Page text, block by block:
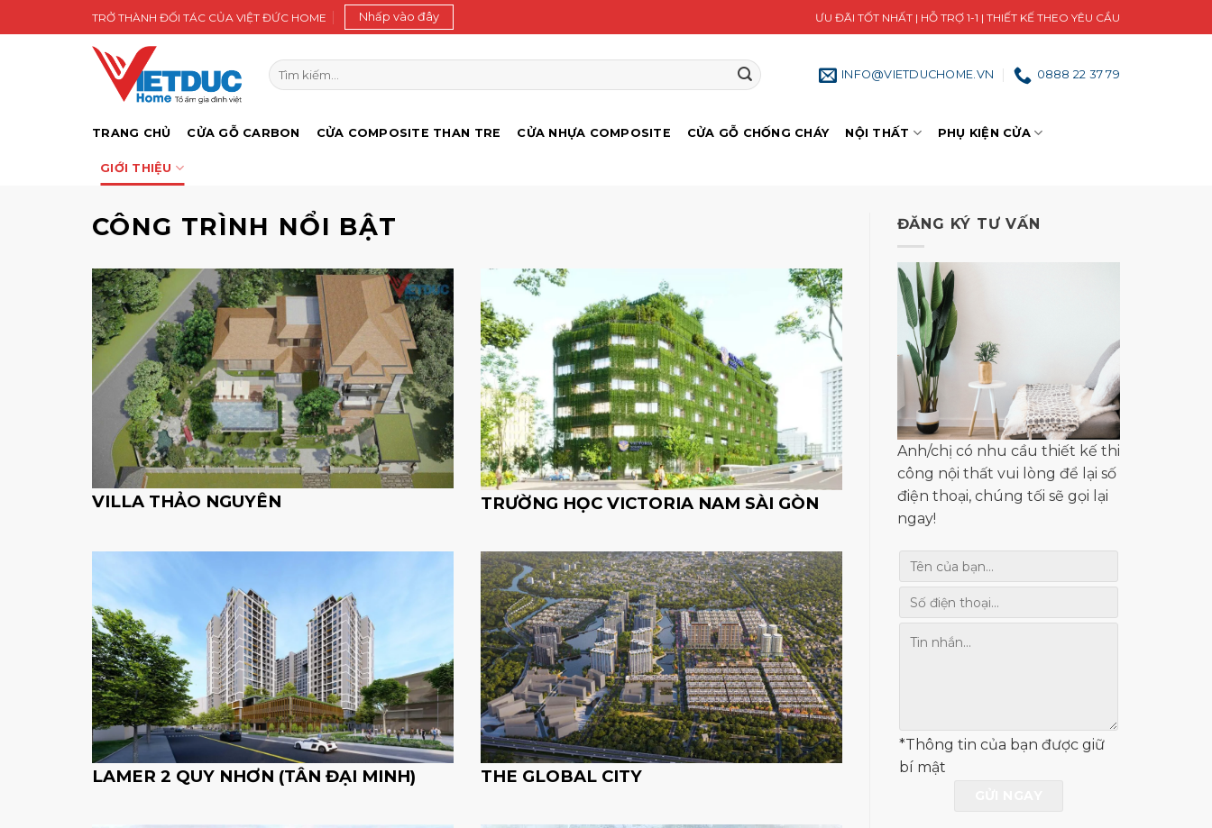
qua
TRỞ THÀNH ĐỐI TÁC CỦA VIỆT ĐỨC HOME Nhấp vào đây ƯU ĐÃI TỐT NHẤT | HỖ TRỢ 1-1 | THIẾT KẾ THEO YÊU CẦU
Tìm
kiếm:
INFO@VIETDUCHOME.VN 0888 22 37 79
TRANG CHỦ CỬA GỖ CARBON CỬA COMPOSITE THAN TRE CỬA NHỰA COMPOSITE CỬA GỖ CHỐNG CHÁY NỘI THẤT PHỤ KIỆN CỬA
GIỚI THIỆU
CÔNG TRÌNH NỔI BẬT
VILLA THẢO NGUYÊN TRƯỜNG HỌC VICTORIA NAM SÀI GÒN
LAMER 2 QUY NHƠN (TÂN ĐẠI MINH) THE GLOBAL CITY
ĐĂNG KÝ TƯ VẤN
Anh/chị có nhu cầu thiết kế thi
công nội thất vui lòng để lại số
điện thoại, chúng tối sẽ gọi lại
ngay!
*Thông tin của bạn được giữ
bí mật